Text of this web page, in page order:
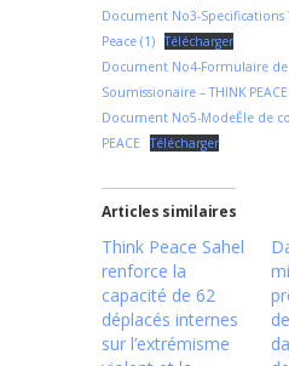
Document No3-Specifications
Peace (1) Télécharger
Document No4-Formulaire
Soumissionaire – THINK
Document No5-ModeĚle de
PEACE Télécharger
Articles similaires
Think Peace Sahel
renforce la
capacité de 62
déplacés internes
sur l’extrémisme